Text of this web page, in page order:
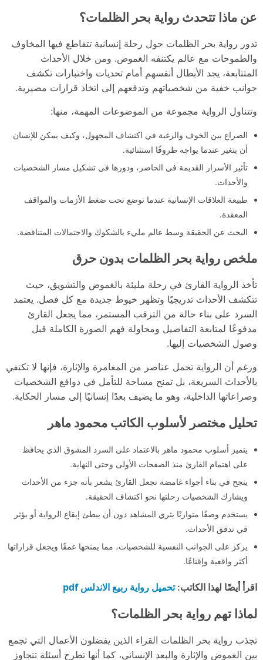
عن ماذا تتحدث رواية بحر الظلمات؟
تدور رواية بحر الظلمات حول رحلة إنسانية تتقاطع فيها المخاوف
والطموحات مع عالم يكتنفه الغموض. ومن خلال الأحداث
المتتابعة، يجد الأبطال أنفسهم أمام تحديات واختبارات تكشف
جوانب خفية من شخصياتهم وتدفعهم إلى اتخاذ قرارات مصيرية.
وتتناول الرواية مجموعة من الموضوعات المهمة، منها:
الصراع بين الخوف والرغبة في اكتشاف المجهول، وكيف يمكن للإنسان
أن يتغير عندما يواجه ظروفًا استثنائية.
تأثير الأسرار القديمة في الحاضر، ودورها في تشكيل مسار الشخصيات
والأحداث.
طبيعة العلاقات الإنسانية عندما توضع تحت ضغط الأزمات والمواقف
المعقدة.
البحث عن الحقيقة وسط عالم مليء بالشكوك والاحتمالات المتناقضة.
ملخص رواية بحر الظلمات بدون حرق
تأخذ الرواية القارئ في رحلة مليئة بالغموض والتشويق، حيث
تتكشف الأحداث تدريجيًا وتظهر خيوط جديدة مع كل فصل. يعتمد
السرد على بناء حالة من الترقب المستمر، مما يجعل القارئ
مدفوعًا لمتابعة التفاصيل ومحاولة فهم الصورة الكاملة قبل
وصول الشخصيات إليها.
ورغم أن الرواية تحمل عناصر من المغامرة والإثارة، فإنها لا تكتفي
بالأحداث السريعة، بل تمنح مساحة للتأمل في دوافع الشخصيات
وصراعاتها الداخلية، وهو ما يضيف بعدًا إنسانيًا إلى مسار الحكاية.
تحليل مختصر لأسلوب الكاتب محمود ماهر
يتميز أسلوب محمود ماهر بالاعتماد على السرد المشوق الذي يحافظ
على اهتمام القارئ منذ الصفحات الأولى وحتى النهاية.
ينجح في بناء أجواء غامضة تجعل القارئ يشعر بأنه جزء من الأحداث
ويشارك الشخصيات رحلتها نحو اكتشاف الحقيقة.
يستخدم وصفًا متوازنًا يثري المشاهد دون أن يبطئ إيقاع الرواية أو يؤثر
في تدفق الأحداث.
يركز على الجوانب النفسية للشخصيات، مما يمنحها عمقًا ويجعل قراراتها
أكثر واقعية وإقناعًا.
اقرأ أيضًا لهذا الكاتب:تحميل رواية ربيع الاندلس pdf
لماذا تهم رواية بحر الظلمات؟
تجذب رواية بحر الظلمات القراء الذين يفضلون الأعمال التي تجمع
بين الغموض والإثارة والبعد الإنساني، كما أنها تطرح أسئلة تتجاوز